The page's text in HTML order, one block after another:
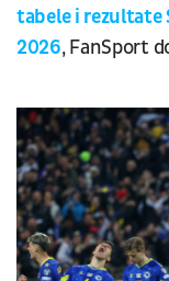
tabele i
2026, FanSport